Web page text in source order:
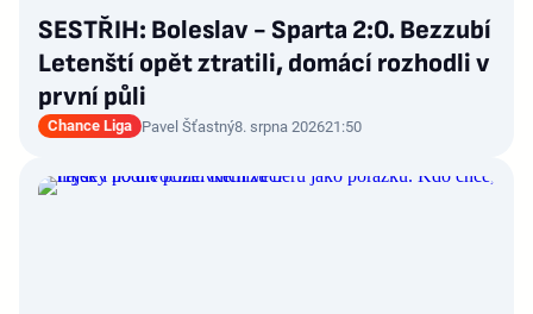
SESTŘIH: Boleslav - Sparta 2:0. Bezzubí
Letenští opět ztratili, domácí rozhodli v
první půli
Chance Liga Pavel Šťastný8. srpna 202621:50